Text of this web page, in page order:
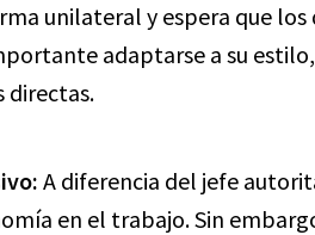
unilateral y espera que
adaptarse a su
directas.
A diferencia del jefe
en el trabajo. Sin